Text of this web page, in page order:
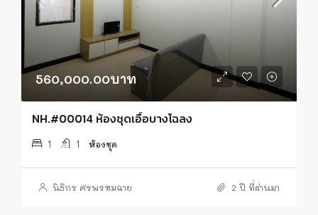
560,000.00บาท
NH.#00014 ห้องชุดเอื้อบางโฉลง
1 1 ห้องชุด
นิธิกร ศรพรหมฉาย 2 ปี ที่ผ่านมา